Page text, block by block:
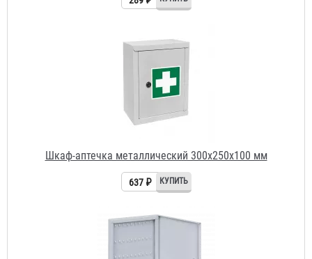
Шкаф-аптечка металлический 300х250х100 мм
637 ₽